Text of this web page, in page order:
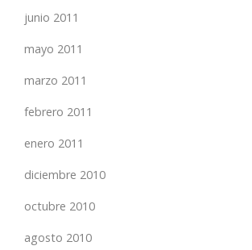
junio 2011
mayo 2011
marzo 2011
febrero 2011
enero 2011
diciembre 2010
octubre 2010
agosto 2010